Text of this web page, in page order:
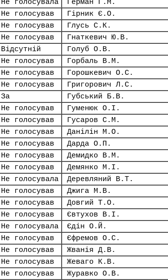
Не голосувала Герман Г.М.
Не голосував Гірник Є.О.
Не голосував Глусь С.К.
Не голосував Гнаткевич Ю.В.
Відсутній Голуб О.В.
Не голосував Горбаль В.М.
Не голосував Горошкевич О.С.
Не голосував Григорович Л.С.
За Губський Б.В.
Не голосував Гуменюк О.І.
Не голосував Гусаров С.М.
Не голосував Данілін М.О.
Не голосував Дарда О.П.
Не голосував Демидко В.М.
Не голосував Демянко М.І.
Не голосувала Деревляний В.Т.
Не голосував Джига М.В.
Не голосував Довгий Т.О.
Не голосував Євтухов В.І.
Не голосувала Єдін О.Й.
Не голосував Єфремов О.С.
Не голосував Жванія Д.В.
Не голосував Жеваго К.В.
Не голосував Журавко О.В.